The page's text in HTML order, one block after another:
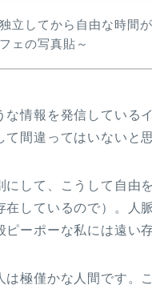
独立してから自由な時間
フェの写真貼～
な情報を発信している
て間違ってはいないと
にして、こうして自由
しているので）。
人
ピーポーな私には遠い
は極僅かな人間です。